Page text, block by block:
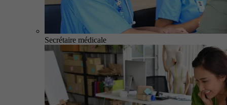
Secrétaire médicale